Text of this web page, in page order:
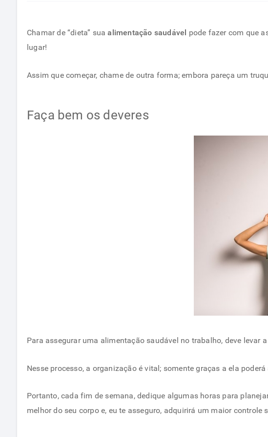
Chamar de “dieta” suaalimentação saudável pode fazer com que
lugar!
Assim que começar, chame de outra forma; embora pareça um
Faça bem os deveres
Para assegurar uma alimentação saudável no trabalho, deve levar
Nesse processo, a organização é vital; somente graças a ela
Portanto, cada fim de semana, dedique algumas horas para
melhor do seu corpo e, eu te asseguro, adquirirá um maior controle